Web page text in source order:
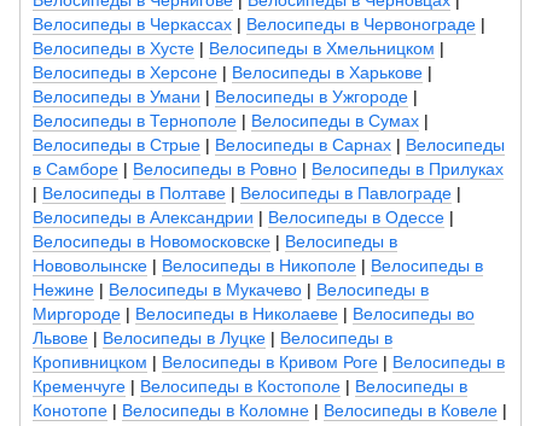
Велосипеды в Черкассах | Велосипеды в Червонограде |
Велосипеды в Хусте | Велосипеды в Хмельницком |
Велосипеды в Херсоне | Велосипеды в Харькове |
Велосипеды в Умани | Велосипеды в Ужгороде |
Велосипеды в Тернополе | Велосипеды в Сумах |
Велосипеды в Стрые | Велосипеды в Сарнах | Велосипеды
в Самборе | Велосипеды в Ровно | Велосипеды в Прилуках
| Велосипеды в Полтаве | Велосипеды в Павлограде |
Велосипеды в Александрии | Велосипеды в Одессе |
Велосипеды в Новомосковске | Велосипеды в
Нововолынске | Велосипеды в Никополе | Велосипеды в
Нежине | Велосипеды в Мукачево | Велосипеды в
Миргороде | Велосипеды в Николаеве | Велосипеды во
Львове | Велосипеды в Луцке | Велосипеды в
Кропивницком | Велосипеды в Кривом Роге | Велосипеды в
Кременчуге | Велосипеды в Костополе | Велосипеды в
Конотопе | Велосипеды в Коломне | Велосипеды в Ковеле |